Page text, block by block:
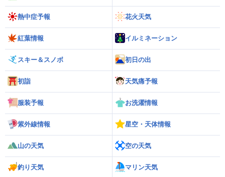
熱中症予報 花火天気
紅葉情報 イルミネーション
スキー＆スノボ 初日の出
初詣 天気痛予報
服装予報 お洗濯情報
紫外線情報 星空・天体情報
山の天気 空の天気
釣り天気 マリン天気